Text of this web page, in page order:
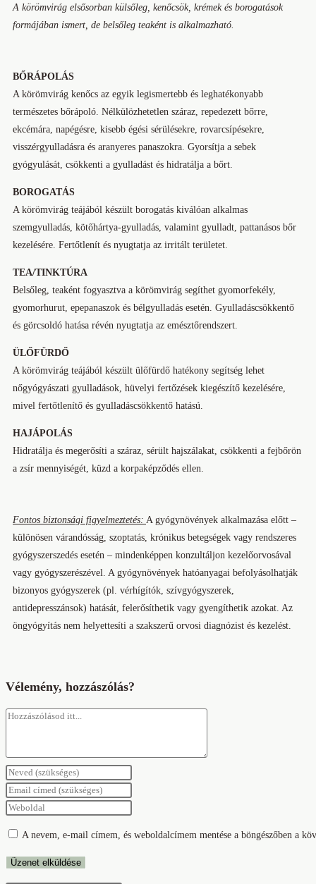
A körömvirág elsősorban külsőleg, kenőcsök, krémek és borogatások
formájában ismert, de belsőleg teaként is alkalmazható.
BŐRÁPOLÁS
A körömvirág kenőcs az egyik legismertebb és leghatékonyabb
természetes bőrápoló. Nélkülözhetetlen száraz, repedezett bőrre,
ekcémára, napégésre, kisebb égési sérülésekre, rovarcsípésekre,
visszérgyulladásra és aranyeres panaszokra. Gyorsítja a sebek
gyógyulását, csökkenti a gyulladást és hidratálja a bőrt.
BOROGATÁS
A körömvirág teájából készült borogatás kiválóan alkalmas
szemgyulladás, kötőhártya-gyulladás, valamint gyulladt, pattanásos bőr
kezelésére. Fertőtlenít és nyugtatja az irritált területet.
TEA/TINKTÚRA
Belsőleg, teaként fogyasztva a körömvirág segíthet gyomorfekély,
gyomorhurut, epepanaszok és bélgyulladás esetén. Gyulladáscsökkentő
és görcsoldó hatása révén nyugtatja az emésztőrendszert.
ÜLŐFÜRDŐ
A körömvirág teájából készült ülőfürdő hatékony segítség lehet
nőgyógyászati gyulladások, hüvelyi fertőzések kiegészítő kezelésére,
mivel fertőtlenítő és gyulladáscsökkentő hatású.
HAJÁPOLÁS
Hidratálja és megerősíti a száraz, sérült hajszálakat, csökkenti a fejbőrön
a zsír mennyiségét, küzd a korpaképződés ellen.
Fontos biztonsági figyelmeztetés: A gyógynövények alkalmazása előtt –
különösen várandósság, szoptatás, krónikus betegségek vagy rendszeres
gyógyszerszedés esetén – mindenképpen konzultáljon kezelőorvosával
vagy gyógyszerészével. A gyógynövények hatóanyagai befolyásolhatják
bizonyos gyógyszerek (pl. vérhígítók, szívgyógyszerek,
antidepresszánsok) hatását, felerősíthetik vagy gyengíthetik azokat. Az
öngyógyítás nem helyettesíti a szakszerű orvosi diagnózist és kezelést.
Vélemény, hozzászólás?
A nevem, e-mail címem, és weboldalcímem mentése a böngészőben a